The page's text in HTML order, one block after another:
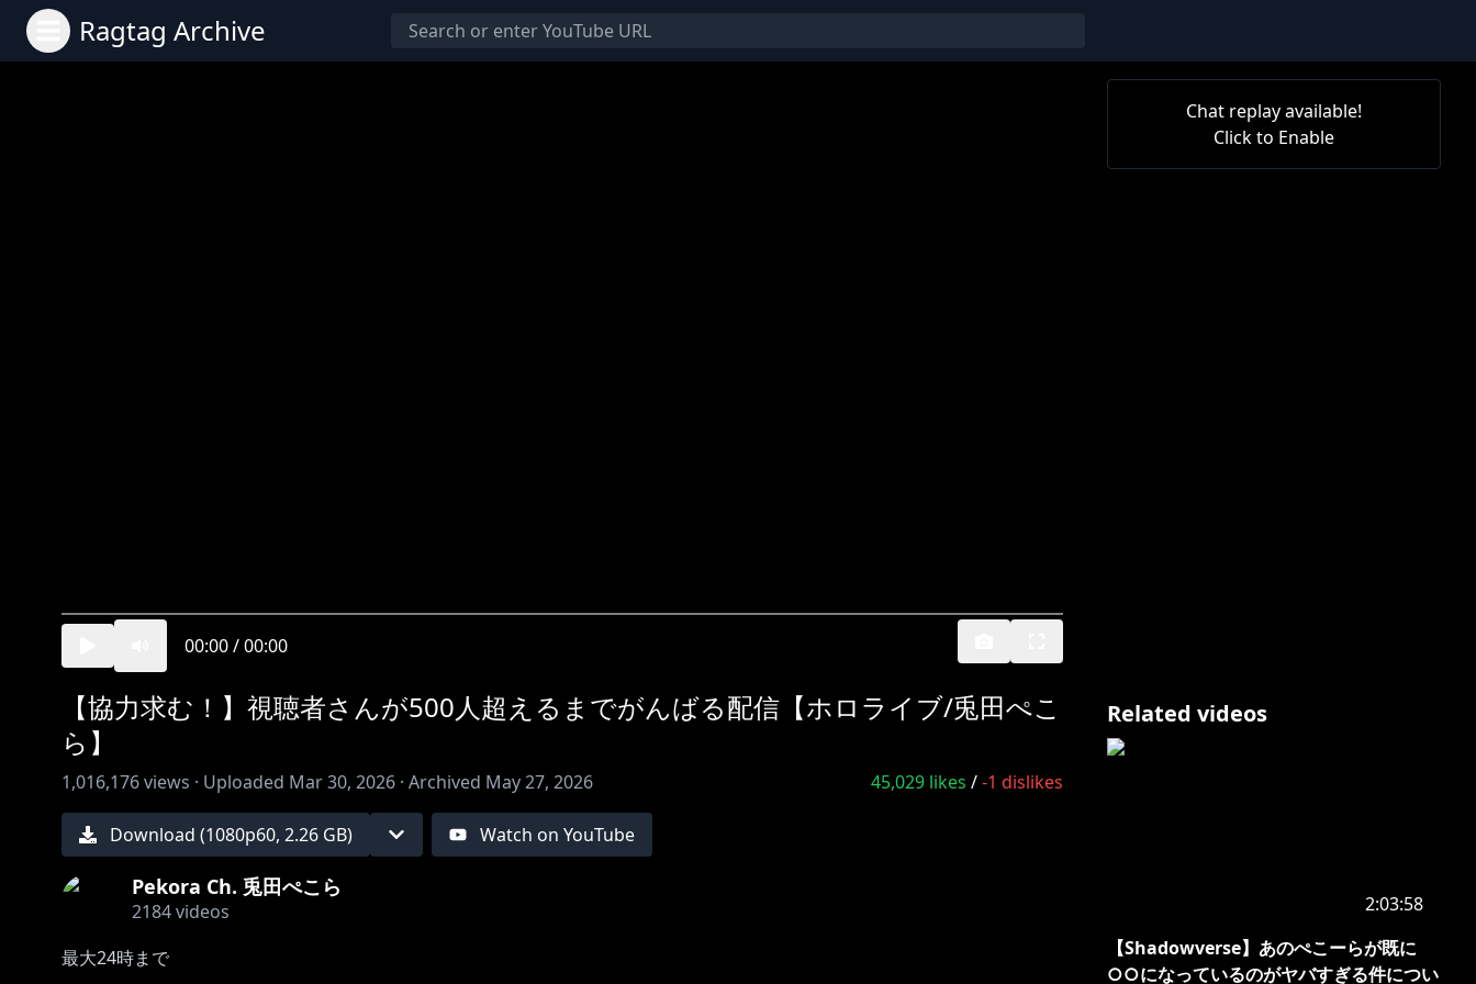
Ragtag Archive
00:00/00:00
Chat replay available!
Click to Enable
【協力求む！】視聴者さんが500人超えるまでがんばる配信【ホロライブ/兎田ぺこ
ら】
1,016,176views · Uploaded Mar 30, 2026 · Archived May 27, 2026 45,029 likes /-1 dislikes
Download (1080p60, 2.26 GB) Watch on YouTube
Pekora Ch. 兎田ぺこら
2184videos
最大24時まで
Related videos
2:03:58
【Shadowverse】あのぺこーらが既に
○○になっているのがヤバすぎる件につい